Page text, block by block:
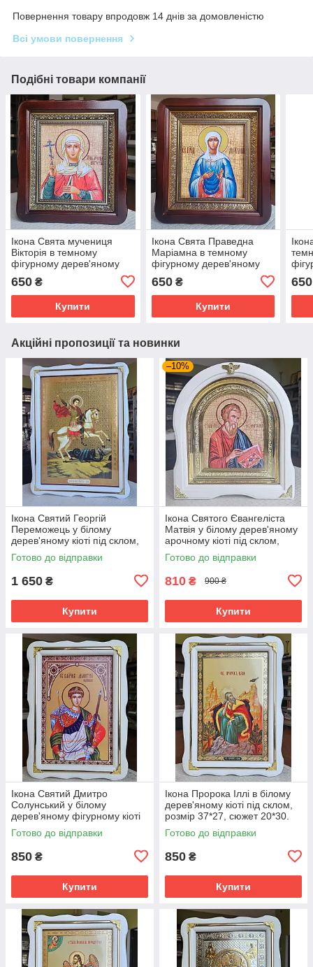
Повернення товару впродовж 14 днів за домовленістю
Всі умови повернення
Подібні товари компанії
Ікона Свята мучениця
Вікторія в темному
фігурному дерев'яному
кіота 26*23, сюжет 15*18
650 ₴
Купити
Ікона Свята Праведна
Маріамна в темному
фігурному дерев'яному
розмір26*23,розмір
сюжета 15*18
650₴
Купити
15 ×
650
Акційні пропозиції та новинки
Ікона Святий Георгій
Переможець у білому
дерев'яному кіоті під склом,
розмір кіота 54*40, сюжет
33*46
Готово до відправки
1 650 ₴
Купити
–10%
Ікона Святого Євангеліста
Матвія у білому дерев'яному
арочному кіоті під склом,
розмір кіота 28*25, сюжет
15*18.
Готово до відправки
810 ₴ 900 ₴
Купити
Ікона Святий Дмитро
Солунський у білому
дерев'яному фігурному кіоті
під склом, розмір кіота 37*27,
сюжет 20*30.
Готово до відправки
850 ₴
Купити
Ікона Пророка Іллі в білому
дерев'яному кіоті під склом,
розмір 37*27, сюжет 20*30.
Готово до відправки
850 ₴
Купити